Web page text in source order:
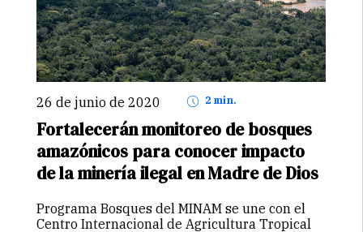
26 de junio de 2020 2 min.
Fortalecerán monitoreo de bosques
amazónicos para conocer impacto
de la minería ilegal en Madre de Dios
Programa Bosques del MINAM se une con el
Centro Internacional de Agricultura Tropical